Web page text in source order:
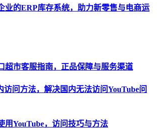
业的ERP库存系统，助力新零售与电商运
超市客服指南，正品保障与服务渠道
访问方法，解决国内无法访问YouTube问
用YouTube，访问技巧与方法